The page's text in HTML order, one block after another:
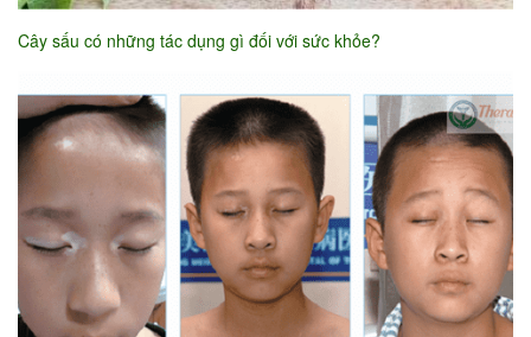
Cây sấu có những tác dụng gì đối với sức khỏe?